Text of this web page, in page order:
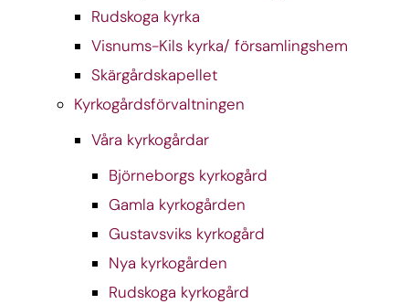
Rudskoga kyrka
Visnums-Kils kyrka/ församlingshem
Skärgårdskapellet
Kyrkogårdsförvaltningen
Våra kyrkogårdar
Björneborgs kyrkogård
Gamla kyrkogården
Gustavsviks kyrkogård
Nya kyrkogården
Rudskoga kyrkogård